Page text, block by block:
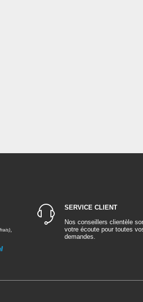
,
SERVICE CLIENT
Nos conseillers clientèle
votre écoute pour toutes
demandes.